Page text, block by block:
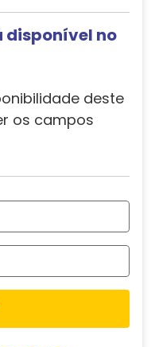
disponível no
deste
os campos